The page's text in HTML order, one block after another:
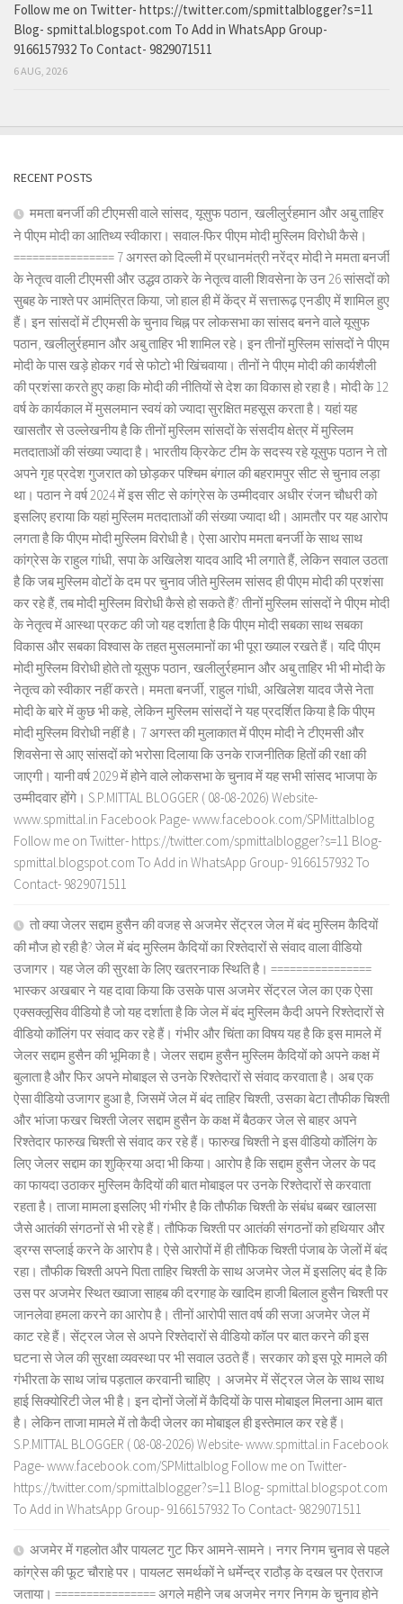
Follow me on Twitter- https://twitter.com/spmittalblogger?s=11
Blog- spmittal.blogspot.com To Add in WhatsApp Group-
9166157932 To Contact- 9829071511
6 AUG, 2026
RECENT POSTS
ममता बनर्जी की टीएमसी वाले सांसद, यूसुफ पठान, खलीलुर्रहमान और अबु ताहिर
ने पीएम मोदी का आतिथ्य स्वीकारा। सवाल-फिर पीएम मोदी मुस्लिम विरोधी कैसे।
================ 7 अगस्त को दिल्ली में प्रधानमंत्री नरेंद्र मोदी ने ममता बनर्जी
के नेतृत्व वाली टीएमसी और उद्धव ठाकरे के नेतृत्व वाली शिवसेना के उन 26 सांसदों को
सुबह के नाश्ते पर आमंत्रित किया, जो हाल ही में केंद्र में सत्तारूढ़ एनडीए में शामिल हुए
हैं। इन सांसदों में टीएमसी के चुनाव चिह्न पर लोकसभा का सांसद बनने वाले यूसुफ
पठान, खलीलुर्रहमान और अबु ताहिर भी शामिल रहे। इन तीनों मुस्लिम सांसदों ने पीएम
मोदी के पास खड़े होकर गर्व से फोटो भी खिंचवाया। तीनों ने पीएम मोदी की कार्यशैली
की प्रशंसा करते हुए कहा कि मोदी की नीतियों से देश का विकास हो रहा है। मोदी के 12
वर्ष के कार्यकाल में मुसलमान स्वयं को ज्यादा सुरक्षित महसूस करता है। यहां यह
खासतौर से उल्लेखनीय है कि तीनों मुस्लिम सांसदों के संसदीय क्षेत्र में मुस्लिम
मतदाताओं की संख्या ज्यादा है। भारतीय क्रिकेट टीम के सदस्य रहे यूसुफ पठान ने तो
अपने गृह प्रदेश गुजरात को छोड़कर पश्चिम बंगाल की बहरामपुर सीट से चुनाव लड़ा
था। पठान ने वर्ष 2024 में इस सीट से कांग्रेस के उम्मीदवार अधीर रंजन चौधरी को
इसलिए हराया कि यहां मुस्लिम मतदाताओं की संख्या ज्यादा थी। आमतौर पर यह आरोप
लगता है कि पीएम मोदी मुस्लिम विरोधी है। ऐसा आरोप ममता बनर्जी के साथ साथ
कांग्रेस के राहुल गांधी, सपा के अखिलेश यादव आदि भी लगाते हैं, लेकिन सवाल उठता
है कि जब मुस्लिम वोटों के दम पर चुनाव जीते मुस्लिम सांसद ही पीएम मोदी की प्रशंसा
कर रहे हैं, तब मोदी मुस्लिम विरोधी कैसे हो सकते हैं? तीनों मुस्लिम सांसदों ने पीएम मोदी
के नेतृत्व में आस्था प्रकट की जो यह दर्शाता है कि पीएम मोदी सबका साथ सबका
विकास और सबका विश्वास के तहत मुसलमानों का भी पूरा ख्याल रखते हैं। यदि पीएम
मोदी मुस्लिम विरोधी होते तो यूसुफ पठान, खलीलुर्रहमान और अबु ताहिर भी भी मोदी के
नेतृत्व को स्वीकार नहीं करते। ममता बनर्जी, राहुल गांधी, अखिलेश यादव जैसे नेता
मोदी के बारे में कुछ भी कहे, लेकिन मुस्लिम सांसदों ने यह प्रदर्शित किया है कि पीएम
मोदी मुस्लिम विरोधी नहीं है। 7 अगस्त की मुलाकात में पीएम मोदी ने टीएमसी और
शिवसेना से आए सांसदों को भरोसा दिलाया कि उनके राजनीतिक हितों की रक्षा की
जाएगी। यानी वर्ष 2029 में होने वाले लोकसभा के चुनाव में यह सभी सांसद भाजपा के
उम्मीदवार होंगे। S.P.MITTAL BLOGGER ( 08-08-2026) Website-
www.spmittal.in Facebook Page- www.facebook.com/SPMittalblog
Follow me on Twitter- https://twitter.com/spmittalblogger?s=11 Blog-
spmittal.blogspot.com To Add in WhatsApp Group- 9166157932 To
Contact- 9829071511
तो क्या जेलर सद्दाम हुसैन की वजह से अजमेर सेंट्रल जेल में बंद मुस्लिम कैदियों
की मौज हो रही है? जेल में बंद मुस्लिम कैदियों का रिश्तेदारों से संवाद वाला वीडियो
उजागर। यह जेल की सुरक्षा के लिए खतरनाक स्थिति है। ================
भास्कर अखबार ने यह दावा किया कि उसके पास अजमेर सेंट्रल जेल का एक ऐसा
एक्सक्लूसिव वीडियो है जो यह दर्शाता है कि जेल में बंद मुस्लिम कैदी अपने रिश्तेदारों से
वीडियो कॉलिंग पर संवाद कर रहे हैं। गंभीर और चिंता का विषय यह है कि इस मामले में
जेलर सद्दाम हुसैन की भूमिका है। जेलर सद्दाम हुसैन मुस्लिम कैदियों को अपने कक्ष में
बुलाता है और फिर अपने मोबाइल से उनके रिश्तेदारों से संवाद करवाता है। अब एक
ऐसा वीडियो उजागर हुआ है, जिसमें जेल में बंद ताहिर चिश्ती, उसका बेटा तौफीक चिश्ती
और भांजा फखर चिश्ती जेलर सद्दाम हुसैन के कक्ष में बैठकर जेल से बाहर अपने
रिश्तेदार फारुख चिश्ती से संवाद कर रहे हैं। फारुख चिश्ती ने इस वीडियो कॉलिंग के
लिए जेलर सद्दाम का शुक्रिया अदा भी किया। आरोप है कि सद्दाम हुसैन जेलर के पद
का फायदा उठाकर मुस्लिम कैदियों की बात मोबाइल पर उनके रिश्तेदारों से करवाता
रहता है। ताजा मामला इसलिए भी गंभीर है कि तौफीक चिश्ती के संबंध बब्बर खालसा
जैसे आतंकी संगठनों से भी रहे हैं। तौफिक चिश्ती पर आतंकी संगठनों को हथियार और
ड्रग्स सप्लाई करने के आरोप है। ऐसे आरोपों में ही तौफिक चिश्ती पंजाब के जेलों में बंद
रहा। तौफीक चिश्ती अपने पिता ताहिर चिश्ती के साथ अजमेर जेल में इसलिए बंद है कि
उस पर अजमेर स्थित ख्वाजा साहब की दरगाह के खादिम हाजी बिलाल हुसैन चिश्ती पर
जानलेवा हमला करने का आरोप है। तीनों आरोपी सात वर्ष की सजा अजमेर जेल में
काट रहे हैं। सेंट्रल जेल से अपने रिश्तेदारों से वीडियो कॉल पर बात करने की इस
घटना से जेल की सुरक्षा व्यवस्था पर भी सवाल उठते हैं। सरकार को इस पूरे मामले की
गंभीरता के साथ जांच पड़ताल करवानी चाहिए । अजमेर में सेंट्रल जेल के साथ साथ
हाई सिक्योरिटी जेल भी है। इन दोनों जेलों में कैदियों के पास मोबाइल मिलना आम बात
है। लेकिन ताजा मामले में तो कैदी जेलर का मोबाइल ही इस्तेमाल कर रहे हैं।
S.P.MITTAL BLOGGER ( 08-08-2026) Website- www.spmittal.in Facebook
Page- www.facebook.com/SPMittalblog Follow me on Twitter-
https://twitter.com/spmittalblogger?s=11 Blog- spmittal.blogspot.com
To Add in WhatsApp Group- 9166157932 To Contact- 9829071511
अजमेर में गहलोत और पायलट गुट फिर आमने-सामने। नगर निगम चुनाव से पहले
कांग्रेस की फूट चौराहे पर। पायलट समर्थकों ने धर्मेन्द्र राठौड़ के दखल पर ऐतराज
जताया। ================ अगले महीने जब अजमेर नगर निगम के चुनाव होने